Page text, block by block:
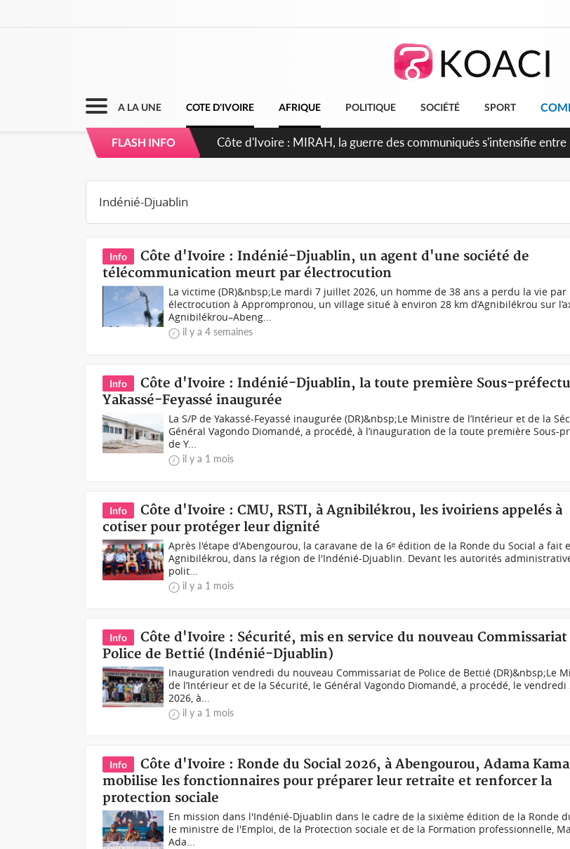
A LA UNE COTE D'IVOIRE AFRIQUE POLITIQUE SOCIÉTÉ SPORT
FLASH INFO Côte d'Ivoire : Indépendance 2026, Thiam plaide pour un
Info
Côte d'Ivoire : Indénié-Djuablin, un agent d'une société de
télécommunication meurt par électrocution
La victime (DR)&nbsp;Le mardi 7 juillet 2026, un homme de 38 ans a perdu la vie par
électrocution à Apprompronou, un village situé à environ 28 km d’Agnibilékrou sur
Agnibilékrou–Abeng...
il y a 4 semaines
Info
Côte d'Ivoire : Indénié-Djuablin, la toute première Sous-
Yakassé-Feyassé inaugurée
La S/P de Yakassé-Feyassé inaugurée (DR)&nbsp;Le Ministre de l’Intérieur et de la
Général Vagondo Diomandé, a procédé, à l’inauguration de la toute première Sous-
de Y...
il y a 1 mois
Info
Côte d'Ivoire : CMU, RSTI, à Agnibilékrou, les ivoiriens appelés à
cotiser pour protéger leur dignité
Après l'étape d'Abengourou, la caravane de la 6ᵉ édition de la Ronde du Social a fait
Agnibilékrou, dans la région de l'Indénié-Djuablin. Devant les autorités
polit...
il y a 1 mois
Info
Côte d'Ivoire : Sécurité, mis en service du nouveau Commissariat
Police de Bettié (Indénié-Djuablin)
Inauguration vendredi du nouveau Commissariat de Police de Bettié (DR)&nbsp;Le
de l’Intérieur et de la Sécurité, le Général Vagondo Diomandé, a procédé, le vendredi
2026, à...
il y a 1 mois
Info
Côte d'Ivoire : Ronde du Social 2026, à Abengourou, Adama
mobilise les fonctionnaires pour préparer leur retraite et renforcer la
protection sociale
En mission dans l'Indénié-Djuablin dans le cadre de la sixième édition de la Ronde
le ministre de l'Emploi, de la Protection sociale et de la Formation professionnelle,
Ada...